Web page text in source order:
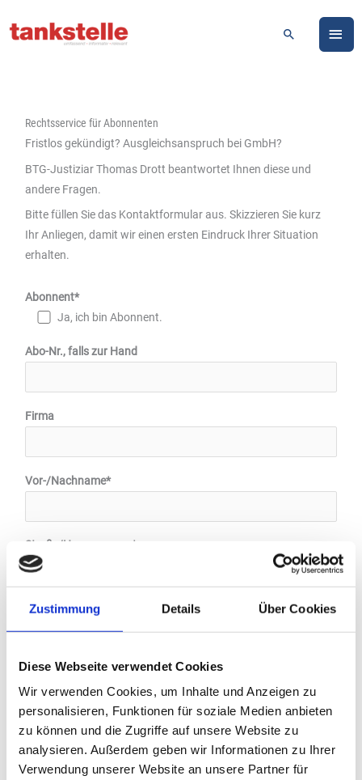
Zustimmung Details Über Cookies
Diese Webseite verwendet Cookies
Wir verwenden Cookies, um Inhalte und Anzeigen zu
personalisieren, Funktionen für soziale Medien anbieten
zu können und die Zugriffe auf unsere Website zu
analysieren. Außerdem geben wir Informationen zu Ihrer
Verwendung unserer Website an unsere Partner für
Inhalt
Suchen
Rechtsservice für Abonnenten
Fristlos gekündigt? Ausgleichsanspruch bei GmbH?
BTG-Justiziar Thomas Drott beantwortet Ihnen diese und
andere Fragen.
Bitte füllen Sie das Kontaktformular aus. Skizzieren Sie kurz
Ihr Anliegen, damit wir einen ersten Eindruck Ihrer Situation
erhalten.
Abonnent*
Ja, ich bin Abonnent.
Abo-Nr., falls zur Hand
Firma
Vor-/Nachname*
Straße/Hausnummer*
PLZ/Ort*
Land*
Telefon-Nr.